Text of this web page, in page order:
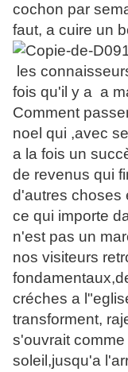
cochon par
faut, a cuire un
les
fois qu'il y a a
Comment
noel qui ,avec
a la fois un
de revenus qui
d'autres choses
ce qui importe
n'est pas un
nos visiteurs
créches a
transforment,
s'ouvrait
soleil,jusqu'a